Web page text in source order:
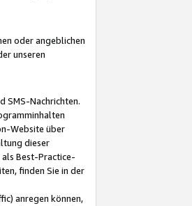
oder angeblichen
unseren
SMS-Nachrichten.
Website über
dieser
Best-Practice-
finden Sie in der
anregen können,